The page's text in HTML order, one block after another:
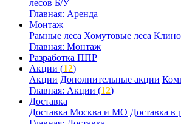
лесов Б/У
Главная: Аренда
Монтаж
Рамные леса Хомутовые леса
Главная: Монтаж
Разработка ППР
Акции (12)
Акции Дополнительные акции
Главная: Акции (12)
Доставка
Доставка Москва и МО Доставка в